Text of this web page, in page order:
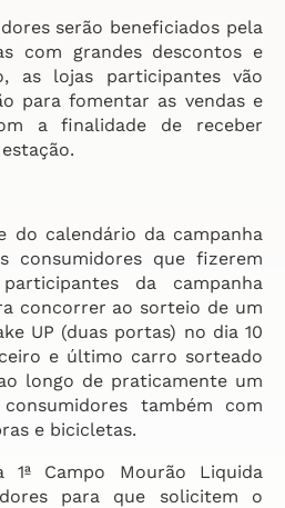
serão beneficiados pela
com grandes descontos e
as lojas participantes vão
para fomentar as vendas e
a finalidade de receber
do calendário da campanha
consumidores que fizerem
da campanha
concorrer ao sorteio de um
UP (duas portas) no dia 10
e último carro sorteado
longo de praticamente um
também com
e bicicletas.
1ª Campo Mourão Liquida
para que solicitem o